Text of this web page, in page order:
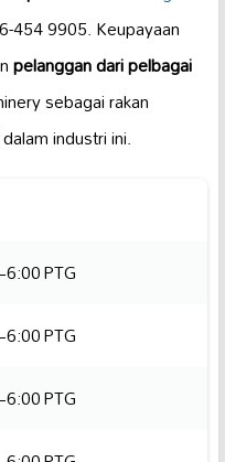
454 9905. Keupayaan
pelanggan dari pelbagai
sebagai rakan
dalam industri ini.
PTG
PTG
PTG